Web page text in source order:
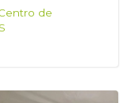
de